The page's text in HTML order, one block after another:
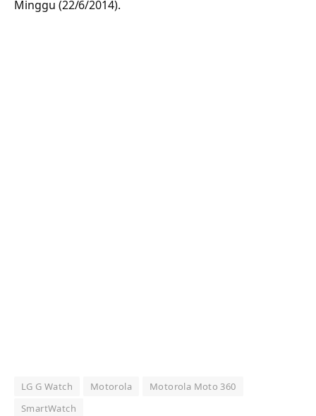
Minggu (22/6/2014).
LG G Watch Motorola
Motorola Moto 360
SmartWatch